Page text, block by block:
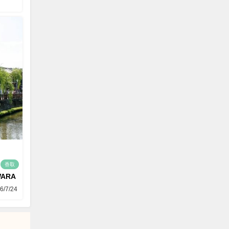
香取
7/24